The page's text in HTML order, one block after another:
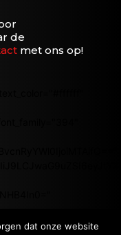
de
met ons op!
dat onze website